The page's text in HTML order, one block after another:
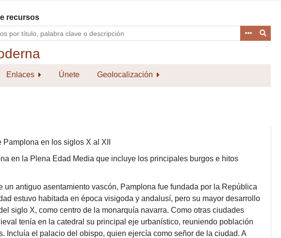
recursos
Enlaces Únete Geolocalización
en los siglos X al XII
en la Plena Edad Media que incluye los principales burgos e hitos
un antiguo asentamiento vascón, Pamplona fue fundada por la República
estuvo habitada en época visigoda y andalusí, pero su mayor desarrollo
siglo X, como centro de la monarquía navarra. Como otras ciudades
tenía en la catedral su principal eje urbanístico, reuniendo población
Incluía el palacio del obispo, quien ejercía como señor de la ciudad. A